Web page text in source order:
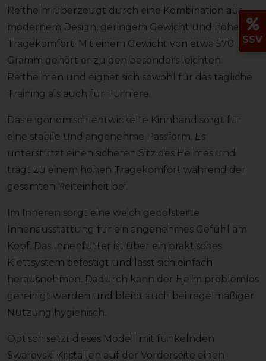
Reithelm überzeugt durch eine Kombination aus
modernem Design, geringem Gewicht und hohem
Tragekomfort. Mit einem Gewicht von etwa 570
Gramm gehört er zu den besonders leichten
Reithelmen und eignet sich sowohl für das tägliche
Training als auch für Turniere.
Das ergonomisch entwickelte Kinnband sorgt für
eine stabile und angenehme Passform. Es
unterstützt einen sicheren Sitz des Helmes und
trägt zu einem hohen Tragekomfort während der
gesamten Reiteinheit bei.
Im Inneren sorgt eine weich gepolsterte
Innenausstattung für ein angenehmes Gefühl am
Kopf. Das Innenfutter ist über ein praktisches
Klettsystem befestigt und lässt sich einfach
herausnehmen. Dadurch kann der Helm problemlos
gereinigt werden und bleibt auch bei regelmäßiger
Nutzung hygienisch.
Optisch setzt dieses Modell mit funkelnden
Swarovski Kristallen auf der Vorderseite einen
SSV